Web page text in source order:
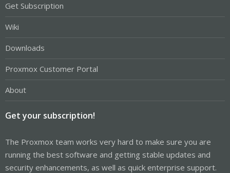
Get Subscription
Wiki
Downloads
Proxmox Customer Portal
About
Get your subscription!
The Proxmox team works very hard to make sure you are
running the best software and getting stable updates and
security enhancements, as well as quick enterprise support.